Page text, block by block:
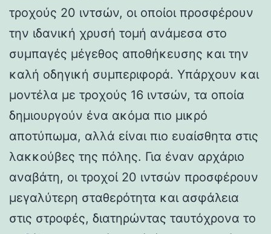
τροχούς 20 ιντσών, οι οποίοι προσφέρουν
την ιδανική χρυσή τομή ανάμεσα στο
συμπαγές μέγεθος αποθήκευσης και την
καλή οδηγική συμπεριφορά. Υπάρχουν και
μοντέλα με τροχούς 16 ιντσών, τα οποία
δημιουργούν ένα ακόμα πιο μικρό
αποτύπωμα, αλλά είναι πιο ευαίσθητα στις
λακκούβες της πόλης. Για έναν αρχάριο
αναβάτη, οι τροχοί 20 ιντσών προσφέρουν
μεγαλύτερη σταθερότητα και ασφάλεια
στις στροφές, διατηρώντας ταυτόχρονα το